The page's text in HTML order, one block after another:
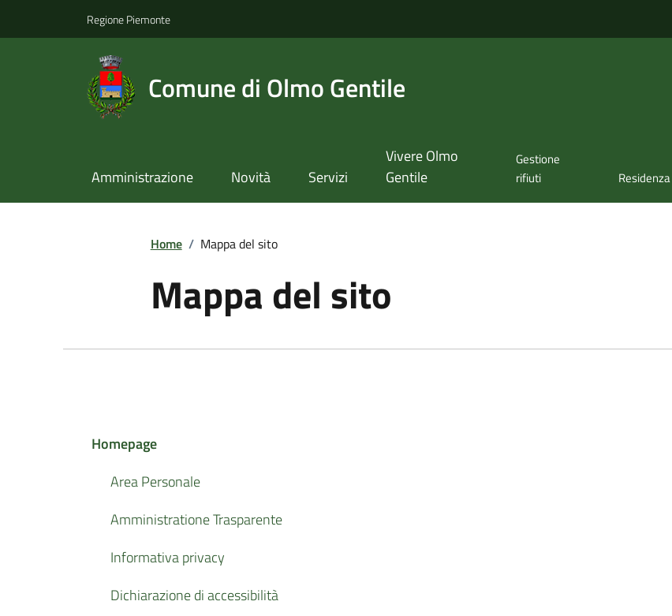
Regione Piemonte
Comune di Olmo Gentile
Amministrazione Novità Servizi
Vivere Olmo
Gentile
Gestione
rifiuti
Residenza
Home / Mappa del sito
Mappa del sito
Homepage
Area Personale
Amministratione Trasparente
Informativa privacy
Dichiarazione di accessibilità